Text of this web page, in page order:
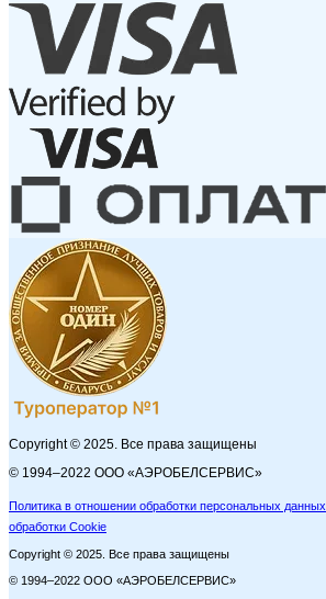
Copyright © 2025. Все права защищены
© 1994–2022 ООО «АЭРОБЕЛСЕРВИС»
Политика в отношении обработки персональных данных
обработки Cookie
Copyright © 2025. Все права защищены
© 1994–2022 ООО «АЭРОБЕЛСЕРВИС»